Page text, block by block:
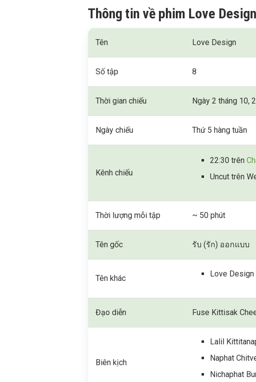
Thông tin về phim Love
Tên Love Design
Số tập 8
Thời gian chiếu Ngày 2 tháng 10,
Ngày chiếu Thứ 5 hàng tuần
Kênh chiếu
22:30 trên
Uncut trên
Thời lượng mỗi tập ~ 50 phút
Tên gốc รับ (รัก) ออกแบบ
Tên khác Love
Đạo diễn Fuse Kittisak
Biên kịch
Lalil
Naphat
Nichaphat